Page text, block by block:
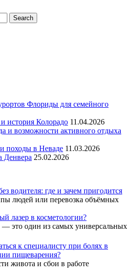
Флориды для семейного
история Колорадо 11.04.2026
и возможности активного отдыха
походы в Неваде 11.03.2026
Денвера 25.02.2026
водителя: где и зачем пригодится
людей или перевозка объёмных
лазер в косметологии?
это один из самых универсальных
к специалисту при болях в
пищеварения?
живота и сбои в работе